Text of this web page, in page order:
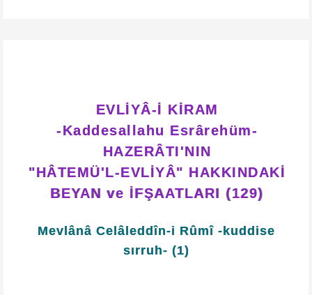
EVLİYÂ-İ KİRAM
-Kaddesallahu Esrârehüm-
HAZERÂTI'NIN
"HÂTEMÜ'L-EVLİYÂ" HAKKINDAKİ
BEYAN ve İFŞAATLARI (129)
Mevlânâ Celâleddîn-i Rûmî -kuddise
sırruh- (1)